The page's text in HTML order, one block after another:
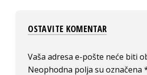
OSTAVITE KOMENTAR
Vaša adresa e-pošte neće biti
Neophodna polja su označena